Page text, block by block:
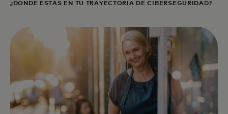
¿DÓNDE ESTÁS EN TU TRAYECTORIA DE CIBERSEGURIDAD?